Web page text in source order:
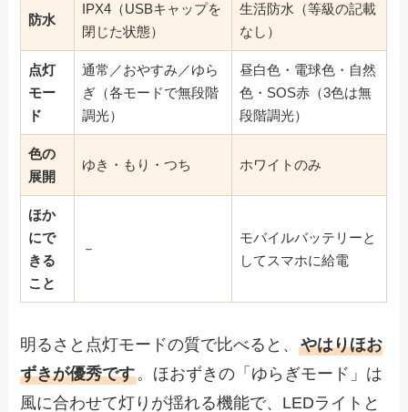
防水
IPX4（USBキャップを
閉じた状態）
生活防水（等級の記載
なし）
点灯
モー
ド
通常／おやすみ／ゆら
ぎ（各モードで無段階
調光）
昼白色・電球色・自然
色・SOS赤（3色は無
段階調光）
色の
展開
ゆき・もり・つち ホワイトのみ
ほか
にで
きる
こと
－
モバイルバッテリーと
してスマホに給電
明るさと点灯モードの質で比べると、やはりほお
ずきが優秀です。ほおずきの「ゆらぎモード」は
風に合わせて灯りが揺れる機能で、LEDライトと